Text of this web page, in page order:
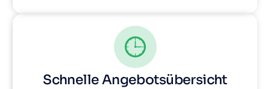
Schnelle Angebotsübersicht